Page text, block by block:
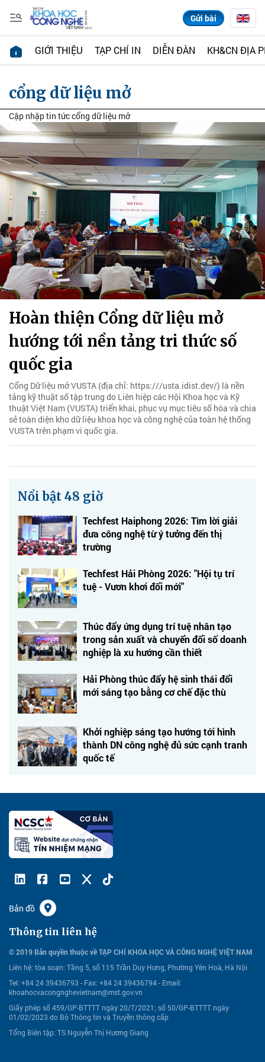
Gửi bài
GIỚI THIỆU TẠP CHÍ IN DIỄN ĐÀN KH&CN ĐỊA
cổng dữ liệu mở
Cập nhập tin tức cổng dữ liệu mở
Hoàn thiện Cổng dữ liệu mở
hướng tới nền tảng tri thức số
quốc gia
Cổng Dữ liệu mở VUSTA (địa chỉ: https:///usta.idist.dev/) là nền
tảng kỹ thuật số tập trung do Liên hiệp các Hội Khoa học và Kỹ
thuật Việt Nam (VUSTA) triển khai, phục vụ mục tiêu số hóa và chia
sẻ toàn diện kho dữ liệu khoa học và công nghệ của toàn hệ thống
VUSTA trên phạm vi quốc gia.
Nổi bật 48 giờ
Techfest Haiphong 2026: Tìm lời giải
đưa công nghệ từ ý tưởng đến thị
trường
Techfest Hải Phòng 2026: "Hội tụ trí
tuệ - Vươn khơi đổi mới"
Thúc đẩy ứng dụng trí tuệ nhân tạo
trong sản xuất và chuyển đổi số doanh
nghiệp là xu hướng cần thiết
Hải Phòng thúc đẩy hệ sinh thái đổi
mới sáng tạo bằng cơ chế đặc thù
Khởi nghiệp sáng tạo hướng tới hình
thành DN công nghệ đủ sức cạnh tranh
quốc tế
Bản đồ
Thông tin liên hệ
© 2019 Bản quyền thuộc về TẠP CHÍ KHOA HỌC VÀ CÔNG NGHỆ VIỆT NAM
Liên hệ: tòa soạn: Tầng 5, số 115 Trần Duy Hưng, Phường Yên Hoà, Hà Nội
Tel: +84 24 39436793 - Fax: +84 24 39436794 - Email:
khoahocvacongnghevietnam@mst.gov.vn
Giấy phép số 459/GP-BTTTT ngày 20/7/2021; số 50/GP-BTTTT ngày
01/02/2023 do Bộ Thông tin và Truyền thông cấp
Tổng Biên tập: TS Nguyễn Thị Hương Giang